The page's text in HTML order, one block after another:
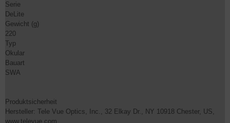
Serie
DeLite
Gewicht (g)
220
Typ
Okular
Bauart
SWA
Produktsicherheit
Hersteller: Tele Vue Optics, Inc., 32 Elkay Dr., NY 10918 Chester, US,
www.televue.com